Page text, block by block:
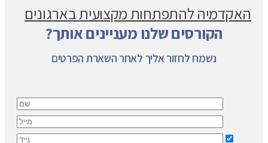
האקדמיה להתפתחות מקצועית בארגונים
הקורסים שלנו מעניינים אותך?
נשמח לחזור אליך לאחר השארת הפרטים